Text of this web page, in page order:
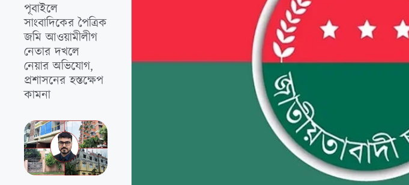
পূবাইলে
সাংবাদিকের পৈত্রিক
জমি আওয়ামীলীগ
নেতার দখলে
নেয়ার অভিযোগ,
প্রশাসনের হস্তক্ষেপ
কামনা